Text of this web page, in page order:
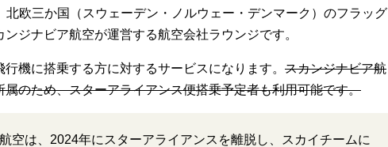
北欧三か国（スウェーデン・ノルウェー・デンマーク）のフラッグ
ジナビア航空が運営する航空会社ラウンジです。
機に搭乗する方に対するサービスになります。 スカンジナビア航
のため、スターアライアンス便搭乗予定者も利用可能です。
空は、2024年にスターアライアンスを離脱し、スカイチームに